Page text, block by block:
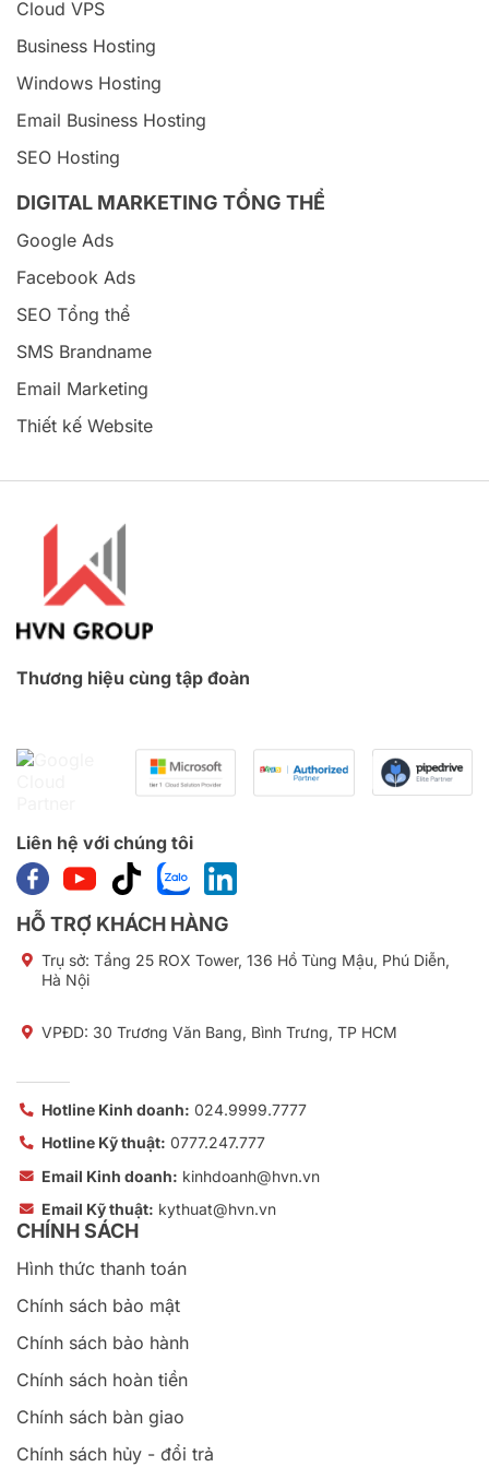
Cloud VPS
Business Hosting
Windows Hosting
Email Business Hosting
SEO Hosting
DIGITAL MARKETING TỔNG THỂ
Google Ads
Facebook Ads
SEO Tổng thể
SMS Brandname
Email Marketing
Thiết kế Website
Thương hiệu cùng tập đoàn
Liên hệ với chúng tôi
HỖ TRỢ KHÁCH HÀNG
Trụ sở: Tầng 25 ROX Tower, 136 Hồ Tùng Mậu, Phú Diễn,
Hà Nội
VPĐD: 30 Trương Văn Bang, Bình Trưng, TP HCM
Hotline Kinh doanh: 024.9999.7777
Hotline Kỹ thuật: 0777.247.777
Email Kinh doanh: kinhdoanh@hvn.vn
Email Kỹ thuật: kythuat@hvn.vn
CHÍNH SÁCH
Hình thức thanh toán
Chính sách bảo mật
Chính sách bảo hành
Chính sách hoàn tiền
Chính sách bàn giao
Chính sách hủy - đổi trả